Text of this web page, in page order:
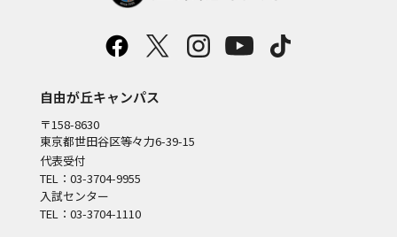
自由が丘キャンパス
〒158-8630
東京都世田谷区等々力6-39-15
代表受付
TEL：03-3704-9955
入試センター
TEL：03-3704-1110